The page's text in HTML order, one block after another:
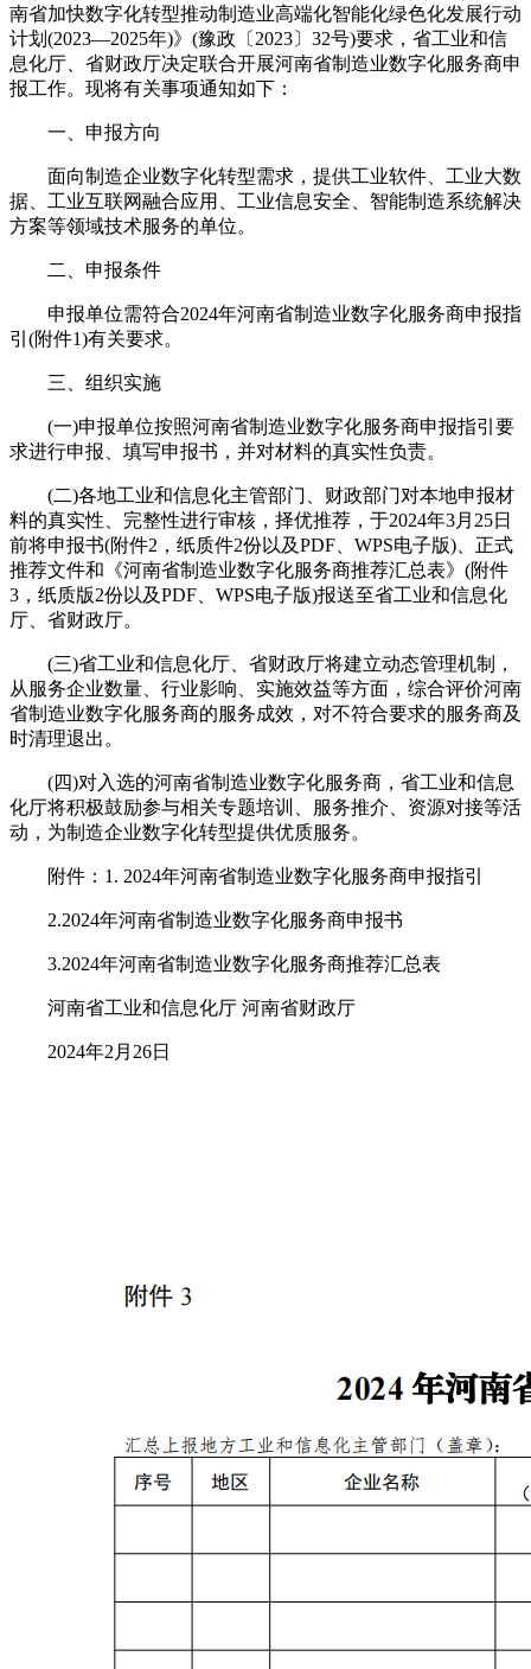
南省加快数字化转型推动制造业高端化智能化绿色化发展行动
计划(2023—2025年)》(豫政〔2023〕32号)要求，省工业和信
息化厅、省财政厅决定联合开展河南省制造业数字化服务商申
报工作。现将有关事项通知如下：
一、申报方向
面向制造企业数字化转型需求，提供工业软件、工业大数
据、工业互联网融合应用、工业信息安全、智能制造系统解决
方案等领域技术服务的单位。
二、申报条件
申报单位需符合2024年河南省制造业数字化服务商申报指
引(附件1)有关要求。
三、组织实施
(一)申报单位按照河南省制造业数字化服务商申报指引要
求进行申报、填写申报书，并对材料的真实性负责。
(二)各地工业和信息化主管部门、财政部门对本地申报材
料的真实性、完整性进行审核，择优推荐，于2024年3月25日
前将申报书(附件2，纸质件2份以及PDF、WPS电子版)、正式
推荐文件和《河南省制造业数字化服务商推荐汇总表》(附件
3，纸质版2份以及PDF、WPS电子版)报送至省工业和信息化
厅、省财政厅。
(三)省工业和信息化厅、省财政厅将建立动态管理机制，
从服务企业数量、行业影响、实施效益等方面，综合评价河南
省制造业数字化服务商的服务成效，对不符合要求的服务商及
时清理退出。
(四)对入选的河南省制造业数字化服务商，省工业和信息
化厅将积极鼓励参与相关专题培训、服务推介、资源对接等活
动，为制造企业数字化转型提供优质服务。
附件：1. 2024年河南省制造业数字化服务商申报指引
2.2024年河南省制造业数字化服务商申报书
3.2024年河南省制造业数字化服务商推荐汇总表
河南省工业和信息化厅 河南省财政厅
2024年2月26日